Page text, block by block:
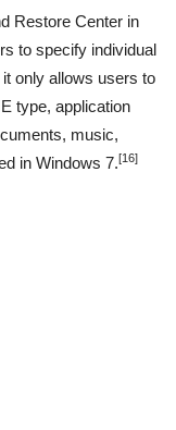
Restore Center in
to specify individual
only allows users to
type, application
music,
in Windows 7.[16]